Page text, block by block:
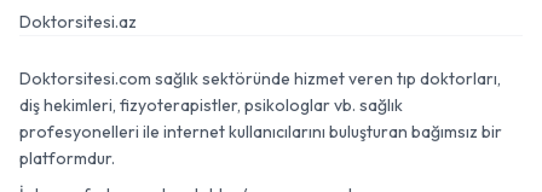
Doktorsitesi.az
Doktorsitesi.com sağlık sektöründe hizmet veren tıp doktorları,
diş hekimleri, fizyoterapistler, psikologlar vb. sağlık
profesyonelleri ile internet kullanıcılarını buluşturan bağımsız bir
platformdur.